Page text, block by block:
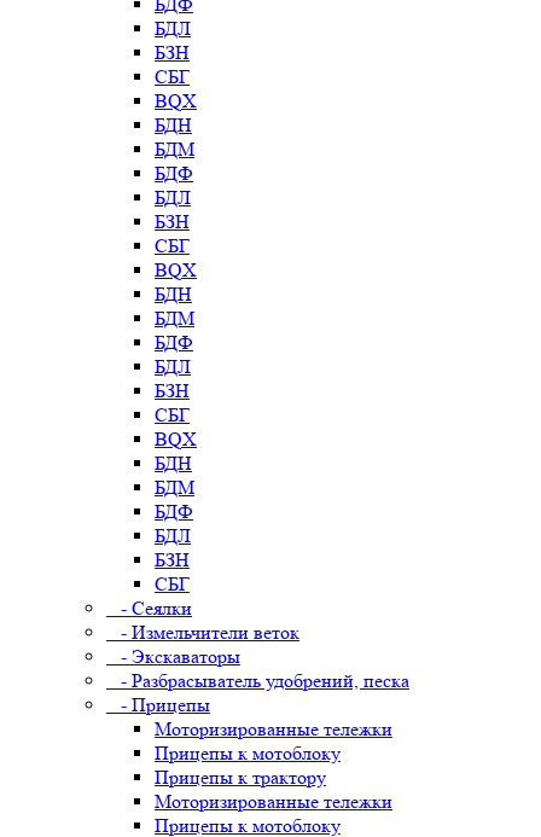
БДЛ
БЗН
СБГ
BQX
БДН
БДМ
БДФ
БДЛ
БЗН
СБГ
BQX
БДН
БДМ
БДФ
БДЛ
БЗН
СБГ
BQX
БДН
БДМ
БДФ
БДЛ
БЗН
СБГ
- Сеялки
- Измельчители веток
- Экскаваторы
- Разбрасыватель удобрений, песка
- Прицепы
Моторизированные тележки
Прицепы к мотоблоку
Прицепы к трактору
Моторизированные тележки
Прицепы к мотоблоку